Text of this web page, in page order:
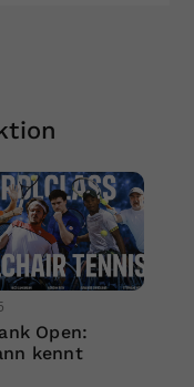
Open:
kennt